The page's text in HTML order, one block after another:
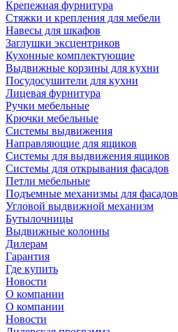
Крепежная фурнитура
Стяжки и крепления для мебели
Навесы для шкафов
Заглушки эксцентриков
Кухонные комплектующие
Выдвижные корзины для кухни
Посудосушители для кухни
Лицевая фурнитура
Ручки мебельные
Крючки мебельные
Системы выдвижения
Направляющие для ящиков
Системы для выдвижения ящиков
Системы для открывания фасадов
Петли мебельные
Подъемные механизмы для фасадов
Угловой выдвижной механизм
Бутылочницы
Выдвижные колонны
Дилерам
Гарантия
Где купить
Новости
О компании
О компании
Новости